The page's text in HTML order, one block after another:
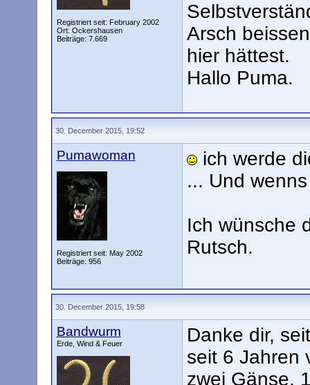
Registriert seit: February 2002
Ort: Ockershausen
Beiträge: 7.669
Arsch
hier hättest.
Hallo Puma.
30. December 2015, 19:52
Pumawoman
Registriert seit: May 2002
Beiträge: 956
ich werde
... Und
Ich wünsche
Rutsch.
30. December 2015, 19:58
Bandwurm
Erde, Wind & Feuer
Danke dir,
seit 6 Jahren
zwei Gänse,